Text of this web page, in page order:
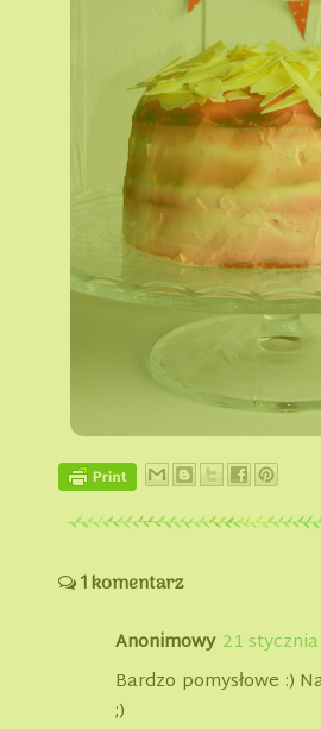
1 komentarz
Anonimowy 21
Bardzo pomysłowe :)
;)